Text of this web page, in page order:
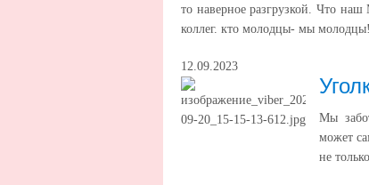
то наверное разгрузкой. Что
коллег. кто молодцы- мы молодцы!
12.09.2023
Мы
может
не